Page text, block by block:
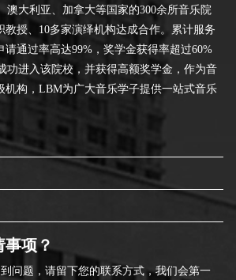
澳大利亚、加拿大等国家的300余所音乐院
教授、10多家演绎机构达成合作。累计服务
请通过率高达99%，奖学金获得率超过60%
功进入该院校，并获得高额奖学金，作为音
机构，LBM为广大音乐学子提供一站式音乐
项？
问题，请留下您的联系方式，我们会第一